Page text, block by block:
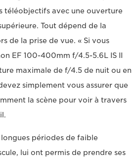
téléobjectifs avec une ouverture
Tout dépend de la
de la prise de vue. « Si vous
EF 100-400mm f/4.5-5.6L IS II
maximale de f/4.5 de nuit ou en
simplement vous assurer que
la scène pour voir à travers
périodes de faible
lui ont permis de prendre ses